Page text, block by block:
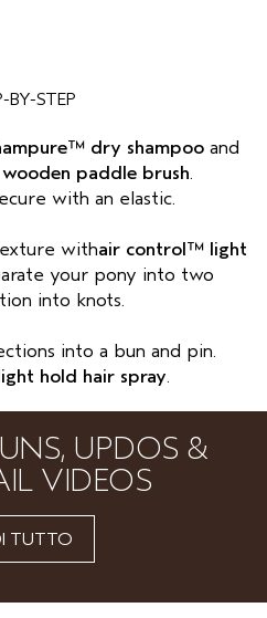
BY-STEP
dry shampoo and
wooden paddle brush.
with an elastic.
withair control™ light
your pony into two
into knots.
into a bun and pin.
hold hair spray.
UPDOS &
VIDEOS
TUTTO